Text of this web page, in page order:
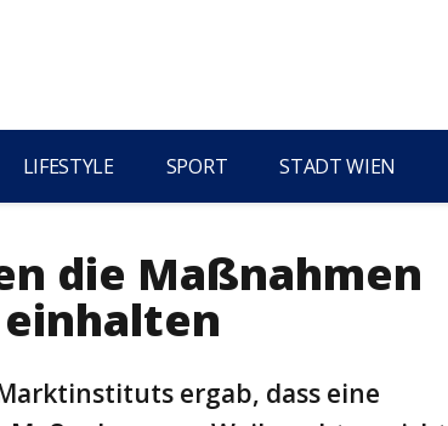
LIFESTYLE SPORT STADT WIEN
die Maßnahmen
ergab, dass eine